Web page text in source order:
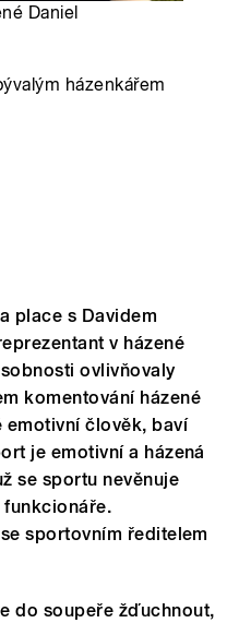
Daniel
házenkářem
place s Davidem
v házené
ovlivňovaly
komentování házené
emotivní člověk, baví
je emotivní a házená
se sportu nevěnuje
sportovním ředitelem
do soupeře žďuchnout,